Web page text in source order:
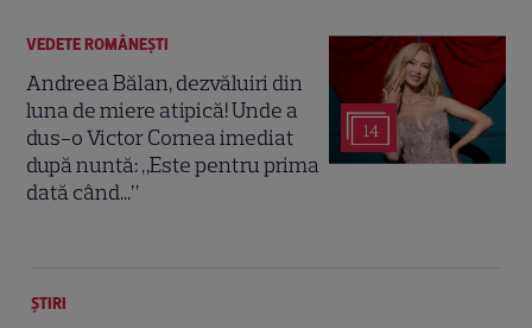
14
VEDETE ROMÂNEŞTI
Andreea Bălan, dezvăluiri din
luna de miere atipică! Unde a
dus-o Victor Cornea imediat
după nuntă: „Este pentru prima
dată când...”
ȘTIRI